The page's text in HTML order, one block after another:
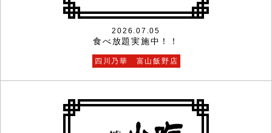
2026.07.05
食べ放題実施中！！
四川乃華 富山飯野店